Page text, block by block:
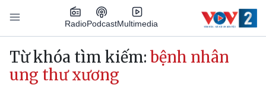
Nhảy đến nội dung
RadioPodcastMultimedia
Main navigation
Từ khóa tìm kiếm: bệnh nhân
ung thư xương